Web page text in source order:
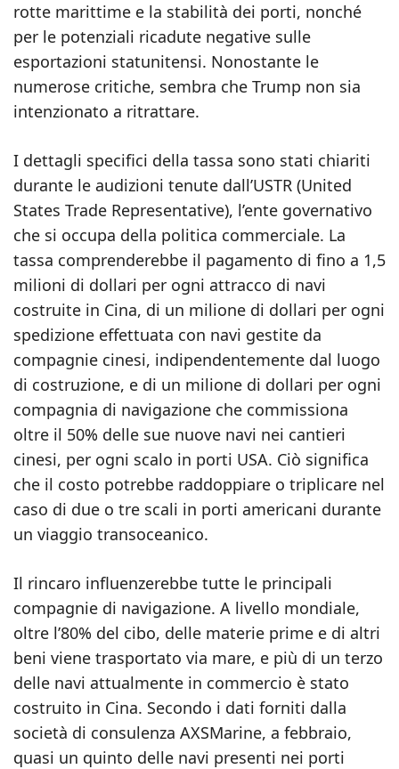
rotte marittime e la stabilità dei porti, nonché
per le potenziali ricadute negative sulle
esportazioni statunitensi. Nonostante le
numerose critiche, sembra che Trump non sia
intenzionato a ritrattare.
I dettagli specifici della tassa sono stati chiariti
durante le audizioni tenute dall’USTR (United
States Trade Representative), l’ente governativo
che si occupa della politica commerciale. La
tassa comprenderebbe il pagamento di fino a 1,5
milioni di dollari per ogni attracco di navi
costruite in Cina, di un milione di dollari per ogni
spedizione effettuata con navi gestite da
compagnie cinesi, indipendentemente dal luogo
di costruzione, e di un milione di dollari per ogni
compagnia di navigazione che commissiona
oltre il 50% delle sue nuove navi nei cantieri
cinesi, per ogni scalo in porti USA. Ciò significa
che il costo potrebbe raddoppiare o triplicare nel
caso di due o tre scali in porti americani durante
un viaggio transoceanico.
Il rincaro influenzerebbe tutte le principali
compagnie di navigazione. A livello mondiale,
oltre l’80% del cibo, delle materie prime e di altri
beni viene trasportato via mare, e più di un terzo
delle navi attualmente in commercio è stato
costruito in Cina. Secondo i dati forniti dalla
società di consulenza AXSMarine, a febbraio,
quasi un quinto delle navi presenti nei porti